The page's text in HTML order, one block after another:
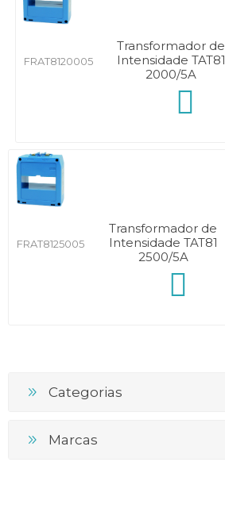
FRAT8120005
Transformador de
Intensidade TAT81
2000/5A
FRAT8125005
Transformador de
Intensidade TAT81
2500/5A
Categorias
Marcas